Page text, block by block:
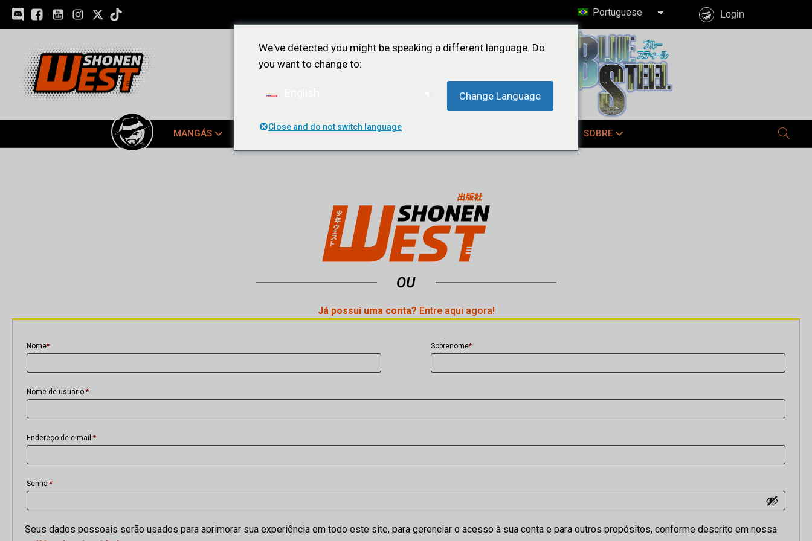
Portuguese Login
MANGÁS EDIÇÕES NOTÍCIAS LOJA SOBRE
Já possui uma conta? Entre aqui agora!
Nome* Sobrenome*
Nome de usuário *
Endereço de e-mail *
Senha *
Seus dados pessoais serão usados para aprimorar sua experiência em todo este site, para gerenciar o acesso à sua conta e para outros propósitos, conforme descrito em nossa
We've detected you might be speaking a different language. Do
you want to change to:
Change Language
Close and do not switch language